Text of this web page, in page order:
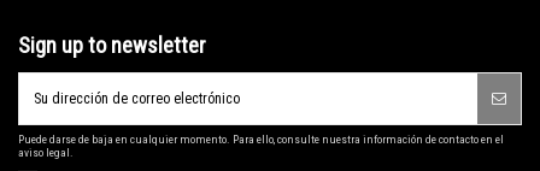
Sign up to newsletter
Puede darse de baja en cualquier momento. Para ello, consulte nuestra información de contacto en el
aviso legal.